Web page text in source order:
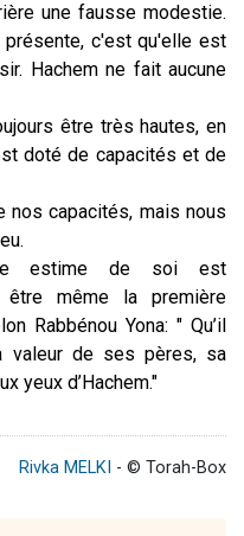
une fausse modestie.
présente, c'est qu'elle est
Hachem ne fait aucune
être très hautes, en
doté de capacités et de
nos capacités, mais nous
estime de soi est
être même la première
Rabbénou Yona: " Qu’il
valeur de ses pères, sa
yeux d’Hachem."
Rivka MELKI - © Torah-Box